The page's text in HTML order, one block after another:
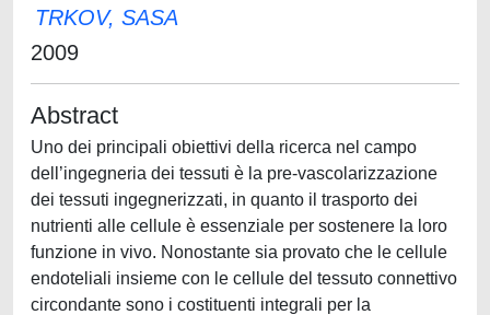
TRKOV, SASA
2009
Abstract
Uno dei principali obiettivi della ricerca nel campo
dell’ingegneria dei tessuti è la pre-vascolarizzazione
dei tessuti ingegnerizzati, in quanto il trasporto dei
nutrienti alle cellule è essenziale per sostenere la loro
funzione in vivo. Nonostante sia provato che le cellule
endoteliali insieme con le cellule del tessuto connettivo
circondante sono i costituenti integrali per la